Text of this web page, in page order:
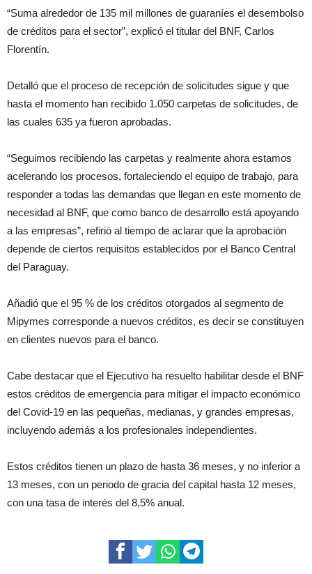
“Suma alrededor de 135 mil millones de guaraníes el desembolso
de créditos para el sector”, explicó el titular del BNF, Carlos
Florentín.
Detalló que el proceso de recepción de solicitudes sigue y que
hasta el momento han recibido 1.050 carpetas de solicitudes, de
las cuales 635 ya fueron aprobadas.
“Seguimos recibiendo las carpetas y realmente ahora estamos
acelerando los procesos, fortaleciendo el equipo de trabajo, para
responder a todas las demandas que llegan en este momento de
necesidad al BNF, que como banco de desarrollo está apoyando
a las empresas”, refirió al tiempo de aclarar que la aprobación
depende de ciertos requisitos establecidos por el Banco Central
del Paraguay.
Añadió que el 95 % de los créditos otorgados al segmento de
Mipymes corresponde a nuevos créditos, es decir se constituyen
en clientes nuevos para el banco.
Cabe destacar que el Ejecutivo ha resuelto habilitar desde el BNF
estos créditos de emergencia para mitigar el impacto económico
del Covid-19 en las pequeñas, medianas, y grandes empresas,
incluyendo además a los profesionales independientes.
Estos créditos tienen un plazo de hasta 36 meses, y no inferior a
13 meses, con un periodo de gracia del capital hasta 12 meses,
con una tasa de interés del 8,5% anual.